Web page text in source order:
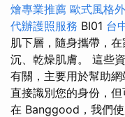
燴專業推薦 歐式風格
代辦護照服務 BI01 台
肌下層，隨身攜帶，
沉、乾燥肌膚。 這些
有關，主要用於幫助
直接識別您的身份，但
在 Banggood，我們